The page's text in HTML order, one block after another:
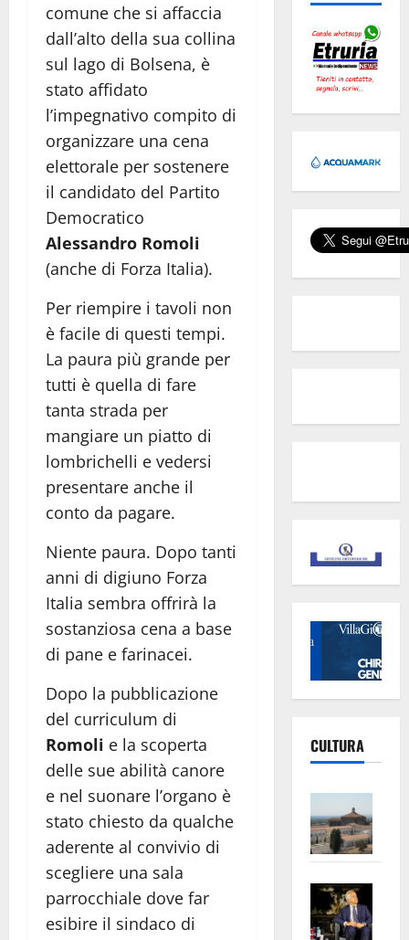
comune che si affaccia
dall’alto della sua collina
sul lago di Bolsena, è
stato affidato
l’impegnativo compito di
organizzare una cena
elettorale per sostenere
il candidato del Partito
Democratico
Alessandro Romoli
(anche di Forza Italia).
Per riempire i tavoli non
è facile di questi tempi.
La paura più grande per
tutti è quella di fare
tanta strada per
mangiare un piatto di
lombrichelli e vedersi
presentare anche il
conto da pagare.
Niente paura. Dopo tanti
anni di digiuno Forza
Italia sembra offrirà la
sostanziosa cena a base
di pane e farinacei.
Dopo la pubblicazione
del curriculum di
Romoli e la scoperta
delle sue abilità canore
e nel suonare l’organo è
stato chiesto da qualche
aderente al convivio di
scegliere una sala
parrocchiale dove far
esibire il sindaco di
CULTURA